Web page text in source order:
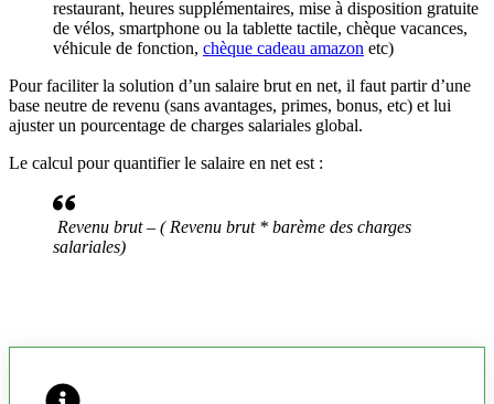
restaurant, heures supplémentaires, mise à disposition gratuite
de vélos, smartphone ou la tablette tactile, chèque vacances,
véhicule de fonction, chèque cadeau amazon etc)
Pour faciliter la solution d’un salaire brut en net, il faut partir d’une
base neutre de revenu (sans avantages, primes, bonus, etc) et lui
ajuster un pourcentage de charges salariales global.
Le calcul pour quantifier le salaire en net est :
Revenu brut – ( Revenu brut * barème des charges
salariales)